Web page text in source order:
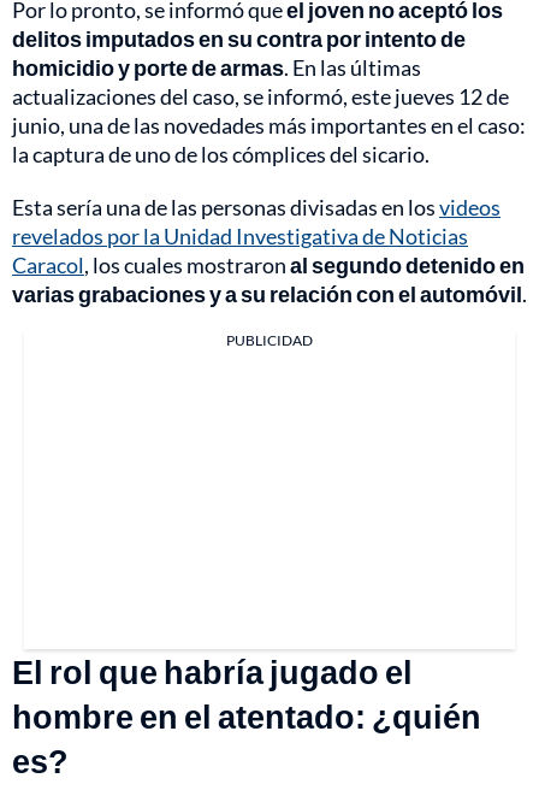
Por lo pronto, se informó queel joven no aceptó los
delitos imputados en su contra por intento de
homicidio y porte de armas. En las últimas
actualizaciones del caso, se informó, este jueves 12 de
junio, una de las novedades más importantes en el caso:
la captura de uno de los cómplices del sicario.
Esta sería una de las personas divisadas en losvideos
revelados por la Unidad Investigativa de Noticias
Caracol, los cuales mostraronal segundo detenido en
varias grabaciones y a su relación con el automóvil.
PUBLICIDAD
El rol que habría jugado el
hombre en el atentado: ¿quién
es?